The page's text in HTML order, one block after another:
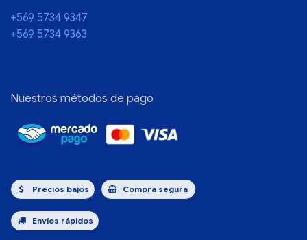
+569 5734 9347
+569 5734 9363
Nuestros métodos de pago
Precios bajos Compra segura
Envíos rápidos